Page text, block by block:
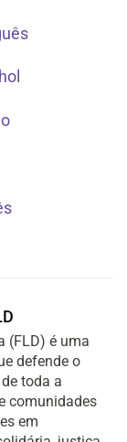
(FLD) é uma
defende o
toda a
comunidades
em